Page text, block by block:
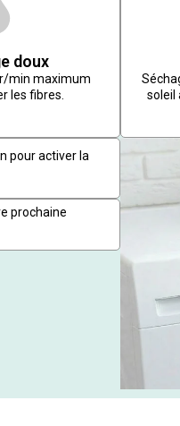
doux
min maximum
les fibres.
soleil
pour activer la
prochaine